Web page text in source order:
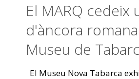
El MARQ cedeix
d'àncora
Museu de
El Museu Nova Tabarca